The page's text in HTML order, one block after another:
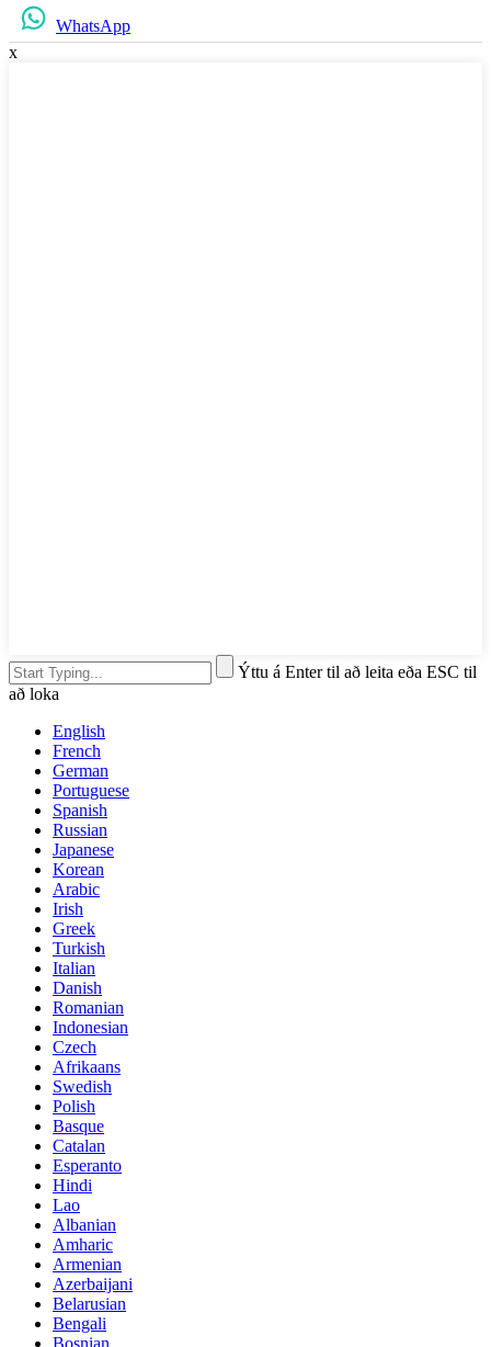
WhatsApp
x
Ýttu á Enter til að leita eða ESC til
að loka
English
French
German
Portuguese
Spanish
Russian
Japanese
Korean
Arabic
Irish
Greek
Turkish
Italian
Danish
Romanian
Indonesian
Czech
Afrikaans
Swedish
Polish
Basque
Catalan
Esperanto
Hindi
Lao
Albanian
Amharic
Armenian
Azerbaijani
Belarusian
Bengali